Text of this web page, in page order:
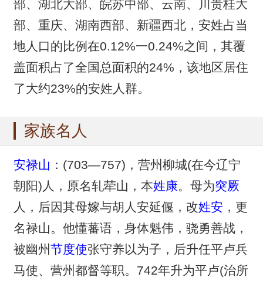
部、湖北大部、皖苏中部、云南、川贵桂大
部、重庆、湖南西部、新疆西北，安姓占当
地人口的比例在0.12%一0.24%之间，其覆
盖面积占了全国总面积的24%，该地区居住
了大约23%的安姓人群。
家族名人
安禄山 ：(703—757)，营州柳城(在今辽宁
朝阳)人，原名轧荦山，本姓康。母为突厥
人，后因其母嫁与胡人安延偃，改姓安 ，更
名禄山。他懂蕃语，身体魁伟，骁勇善战，
被幽州节度使张守养以为子，后升任平卢兵
马使、营州都督等职。742年升为平卢(治所